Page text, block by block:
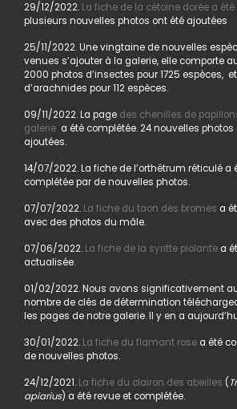
29/12/2022. La fiche de la cétoine dorée a
plusieurs nouvelles photos ont été ajoutées
25/11/2022. Une vingtaine de nouvelles
venues s’ajouter à la galerie, elle comporte
2000 photos d’insectes pour 1725 espèces,
d’arachnides pour 112 espèces.
09/11/2022. La page des chenilles de
galerie a été complétée. 24 nouvelles photos
ajoutées.
14/07/2022. La fiche de l’orthétrum réticulé a
complétée par de nouvelles photos.
07/07/2022. La fiche du taon des bromes a
avec des photos du mâle.
07/06/2022. La fiche de la syritte piolantea
actualisée.
01/02/2022. Nous avons significativement
nombre de clés de détermination
les pages de notre galerie. Il y en a
30/01/2022. La fiche du flamant rosea été
de nouvelles photos.
24/12/2021. La fiche du clairon des abeilles (
apiarius) a été revue et complétée.